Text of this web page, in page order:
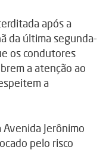
após a
da última segunda-
os condutores
a atenção ao
a
Jerônimo
pelo risco